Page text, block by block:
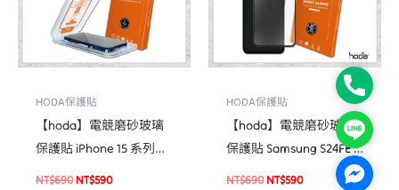
HODA保護貼
【hoda】電競磨砂玻璃
保護貼 iPhone 15 系列
(附無塵太空艙貼膜神器)
NT$690 NT$590
HODA保護貼
【hoda】電競磨砂玻璃
保護貼 Samsung S24FE /
A55 / A35 玻璃貼
NT$690 NT$590
Phone
Line